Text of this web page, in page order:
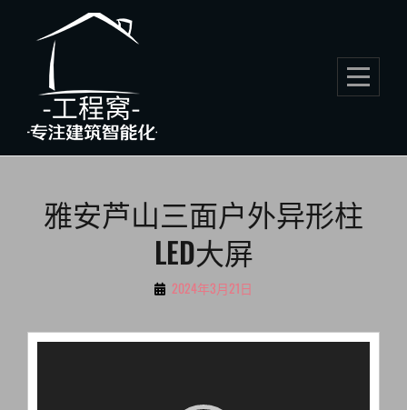
content
雅安芦山三面户外异形柱
LED大屏
By
小
2024年3月21日
文
章